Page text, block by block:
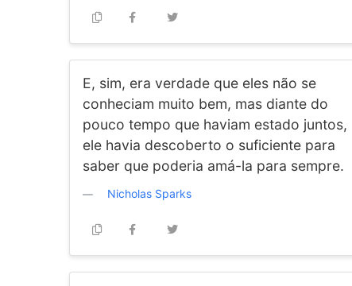
E, sim, era verdade que eles não se
conheciam muito bem, mas diante do
pouco tempo que haviam estado juntos,
ele havia descoberto o suficiente para
saber que poderia amá-la para sempre.
Nicholas Sparks